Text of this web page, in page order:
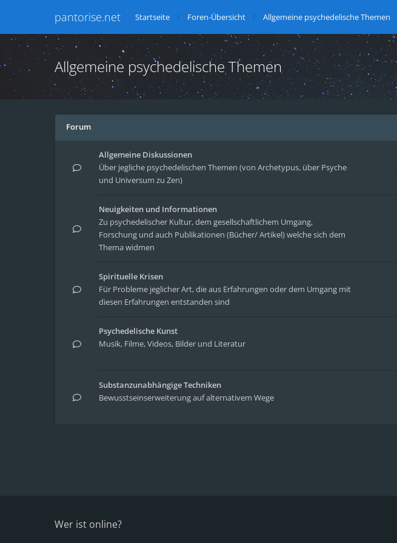
pantorise.net Startseite Foren-Übersicht Allgemeine psychedelische Themen
Allgemeine psychedelische Themen
Forum
Allgemeine Diskussionen
Über jegliche psychedelischen Themen (von Archetypus, über Psyche
und Universum zu Zen)
Neuigkeiten und Informationen
Zu psychedelischer Kultur, dem gesellschaftlichem Umgang,
Forschung und auch Publikationen (Bücher/ Artikel) welche sich dem
Thema widmen
Spirituelle Krisen
Für Probleme jeglicher Art, die aus Erfahrungen oder dem Umgang mit
diesen Erfahrungen entstanden sind
Psychedelische Kunst
Musik, Filme, Videos, Bilder und Literatur
Substanzunabhängige Techniken
Bewusstseinserweiterung auf alternativem Wege
Wer ist online?